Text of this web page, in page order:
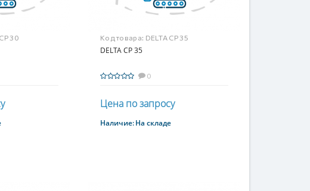
30 Код товара: DELTA CP 35
DELTA CP 35
0
Цена по запросу
Купить
Наличие:На складе